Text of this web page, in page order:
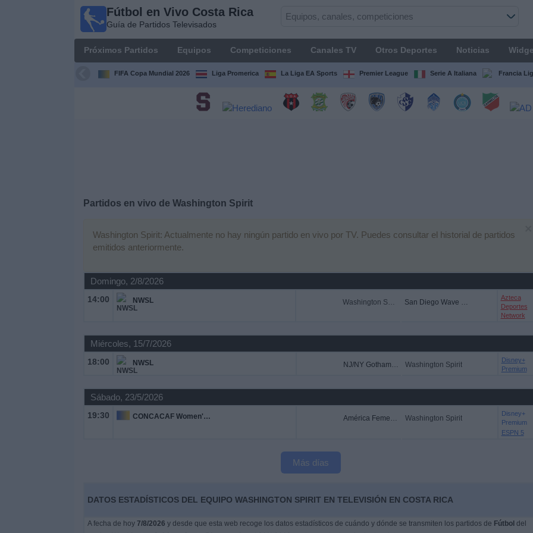
Fútbol en Vivo Costa Rica
Guía de Partidos Televisados
Próximos Partidos Equipos Competiciones Canales TV Otros Deportes Noticias
FIFA Copa Mundial 2026 Liga Promerica La Liga EA Sports Premier League Serie A Italiana Francia
Partidos en vivo de Washington Spirit
Washington Spirit: Actualmente no hay ningún partido en vivo por TV. Puedes consultar el historial de partidos
emitidos anteriormente.
Domingo, 2/8/2026
14:00 NWSL Washington Spirit San Diego Wave FC
Azteca
Deportes
Network
Miércoles, 15/7/2026
18:00 NWSL NJ/NY Gotham FC Washington Spirit
Disney+
Premium
Sábado, 23/5/2026
19:30 CONCACAF Women's Champions Cup América Femenino Washington Spirit
Disney+
Premium
ESPN 5
Más días
DATOS ESTADÍSTICOS DEL EQUIPO WASHINGTON SPIRIT EN TELEVISIÓN EN COSTA RICA
A fecha de hoy 7/8/2026 y desde que esta web recoge los datos estadísticos de cuándo y dónde se transmiten los partidos de Fútbol del